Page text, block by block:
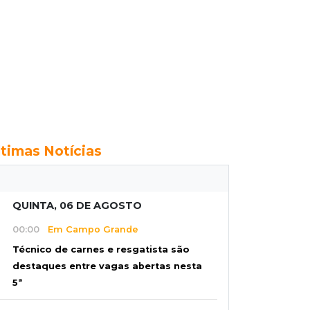
Notícias
QUINTA, 06 DE AGOSTO
00:00 Em Campo Grande
Técnico de carnes e resgatista são
destaques entre vagas abertas nesta
5ª